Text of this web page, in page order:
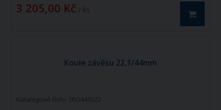
3 205,00 Kč / ks
Koule závěsu 22,1/44mm
Katalogové číslo: 1RO443522